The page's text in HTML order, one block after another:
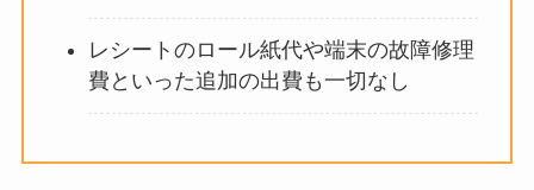
レシートのロール紙代や端末の故障修理
費といった追加の出費も一切なし